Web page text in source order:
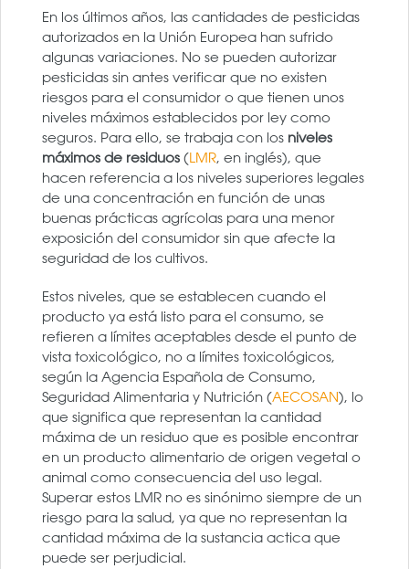
En los últimos años, las cantidades de pesticidas
autorizados en la Unión Europea han sufrido
algunas variaciones. No se pueden autorizar
pesticidas sin antes verificar que no existen
riesgos para el consumidor o que tienen unos
niveles máximos establecidos por ley como
seguros. Para ello, se trabaja con los niveles
máximos de residuos (LMR, en inglés), que
hacen referencia a los niveles superiores legales
de una concentración en función de unas
buenas prácticas agrícolas para una menor
exposición del consumidor sin que afecte la
seguridad de los cultivos.
Estos niveles, que se establecen cuando el
producto ya está listo para el consumo, se
refieren a límites aceptables desde el punto de
vista toxicológico, no a límites toxicológicos,
según la Agencia Española de Consumo,
Seguridad Alimentaria y Nutrición (AECOSAN), lo
que significa que representan la cantidad
máxima de un residuo que es posible encontrar
en un producto alimentario de origen vegetal o
animal como consecuencia del uso legal.
Superar estos LMR no es sinónimo siempre de un
riesgo para la salud, ya que no representan la
cantidad máxima de la sustancia actica que
puede ser perjudicial.